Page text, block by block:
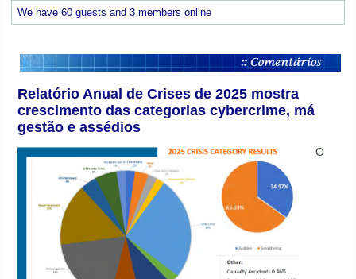
We have 60 guests and 3 members online
Relatório Anual de Crises de 2025 mostra
crescimento das categorias cybercrime, má
gestão e assédios
O